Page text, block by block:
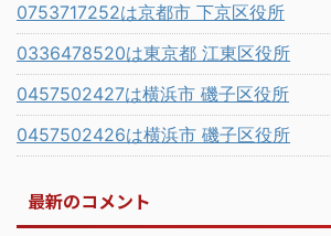
0753717252は京都市 下京区役所
0336478520は東京都 江東区役所
0457502427は横浜市 磯子区役所
0457502426は横浜市 磯子区役所
最新のコメント